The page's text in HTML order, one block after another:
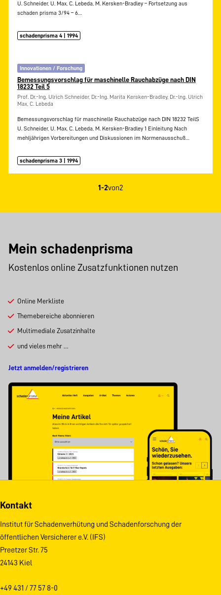
U. Schneider, U. Max, C. Lebeda, M. Kersken-Bradley – Fortsetzung aus
schaden prisma 3/94 – 6…
schadenprisma 4 | 1994
Innovationen / Forschung
Bemessungsvorschlag für maschinelle Rauchabzüge nach DIN
18232 Teil 5
Prof. Dr.-Ing. Ulrich Schneider, Dr.-Ing. Marita Kersken-Bradley, Dr.-lng. Ulrich
Max, C. Lebeda
Bemessungsvorschlag für maschinelle Rauchabzüge nach DIN 18232 TeilS
U. Schneider, U. Max, C. Lebeda, M. Kersken-Bradley 1 Einleitung Nach
mehIjährigen Vorbereitungen und Diskussionen im Normenausschuß…
schadenprisma 3 | 1994
1-2von2
Mein schadenprisma
Kostenlos online Zusatzfunktionen nutzen
Online Merkliste
Themebereiche abonnieren
Multimediale Zusatzinhalte
und vieles mehr …
Jetzt anmelden/registrieren
Kontakt
Institut für Schadenverhütung und Schadenforschung der
öffentlichen Versicherer e.V. (IFS)
Preetzer Str. 75
24143 Kiel
+49 431 / 77 57 8-0